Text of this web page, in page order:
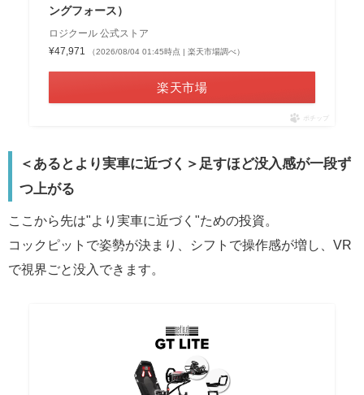
ングフォース）
ロジクール 公式ストア
¥47,971
（2026/08/04 01:45時点 | 楽天市場調べ）
楽天市場
ポチップ
＜あるとより実車に近づく＞足すほど没入感が一段ず
つ上がる
ここから先は"より実車に近づく"ための投資。
コックピットで姿勢が決まり、シフトで操作感が増し、VR
で視界ごと没入できます。